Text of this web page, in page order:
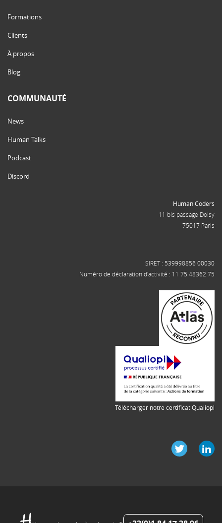
Formations
Clients
À propos
Blog
COMMUNAUTÉ
News
Human Talks
Podcast
Discord
Human Coders
11 bis passage Doisy
75017 Paris
SIRET : 539998856 00030
Numéro de déclaration d'activité : 11 75 48362 75
Télécharger notre certificat Qualiopi